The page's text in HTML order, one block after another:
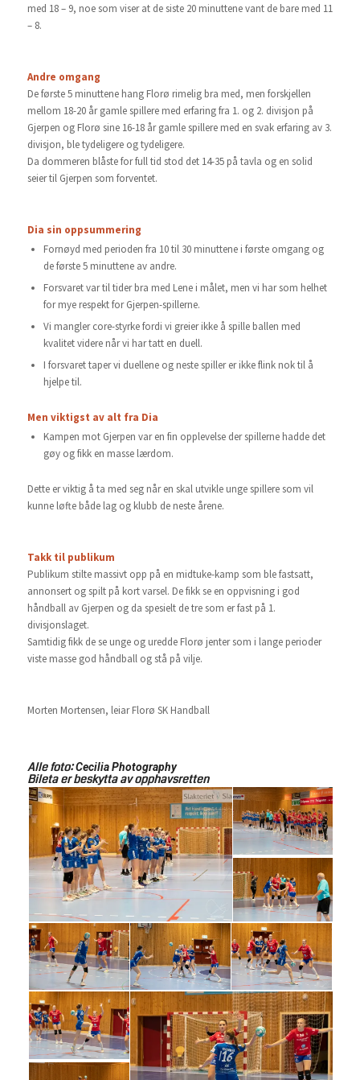
med 18 – 9, noe som viser at de siste 20 minuttene vant de bare med 11
– 8.
Andre omgang
De første 5 minuttene hang Florø rimelig bra med, men forskjellen
mellom 18-20 år gamle spillere med erfaring fra 1. og 2. divisjon på
Gjerpen og Florø sine 16-18 år gamle spillere med en svak erfaring av 3.
divisjon, ble tydeligere og tydeligere.
Da dommeren blåste for full tid stod det 14-35 på tavla og en solid
seier til Gjerpen som forventet.
Dia sin oppsummering
Fornøyd med perioden fra 10 til 30 minuttene i første omgang og
de første 5 minuttene av andre.
Forsvaret var til tider bra med Lene i målet, men vi har som helhet
for mye respekt for Gjerpen-spillerne.
Vi mangler core-styrke fordi vi greier ikke å spille ballen med
kvalitet videre når vi har tatt en duell.
I forsvaret taper vi duellene og neste spiller er ikke flink nok til å
hjelpe til.
Men viktigst av alt fra Dia
Kampen mot Gjerpen var en fin opplevelse der spillerne hadde det
gøy og fikk en masse lærdom.
Dette er viktig å ta med seg når en skal utvikle unge spillere som vil
kunne løfte både lag og klubb de neste årene.
Takk til publikum
Publikum stilte massivt opp på en midtuke-kamp som ble fastsatt,
annonsert og spilt på kort varsel. De fikk se en oppvisning i god
håndball av Gjerpen og da spesielt de tre som er fast på 1.
divisjonslaget.
Samtidig fikk de se unge og uredde Florø jenter som i lange perioder
viste masse god håndball og stå på vilje.
Morten Mortensen, leiar Florø SK Handball
Alle foto:Cecilia Photography
Bileta er beskytta av opphavsretten